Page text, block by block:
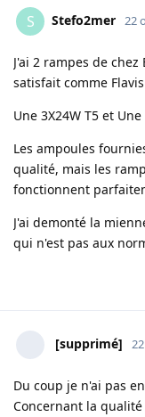
S Stefo2mer 22
J'ai 2 rampes de
satisfait comme
Une 3X24W T5 et
Les ampoules
qualité, mais les
fonctionnent
J'ai demonté la
qui n'est pas aux
[supprimé]
Du coup je n'ai pas
Concernant la